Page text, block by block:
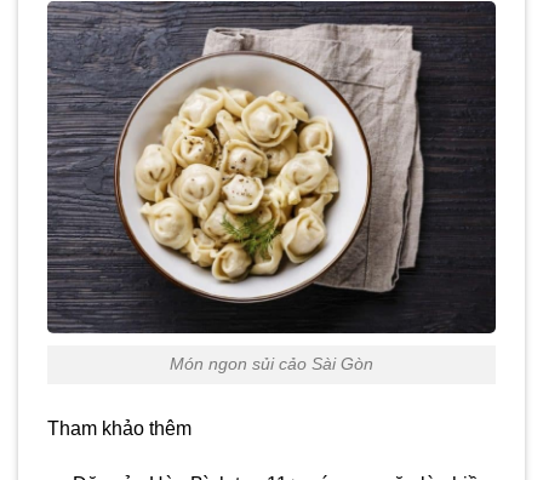
Món ngon sủi cảo Sài Gòn
Tham khảo thêm